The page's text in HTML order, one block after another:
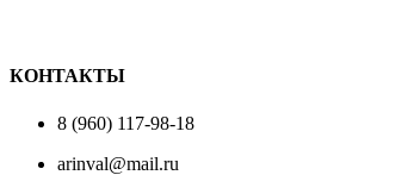
КОНТАКТЫ
8 (960) 117-98-18
arinval@mail.ru